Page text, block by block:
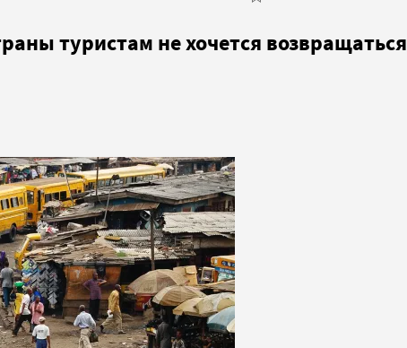
туристам не хочется возвращаться